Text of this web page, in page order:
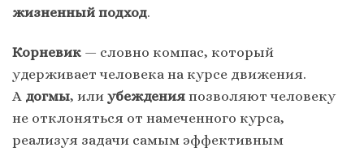
жизненный подход.
Корневик — словно компас, который
удерживает человека на курсе движения.
А догмы, или убеждения позволяют человеку
не отклоняться от намеченного курса,
реализуя задачи самым эффективным